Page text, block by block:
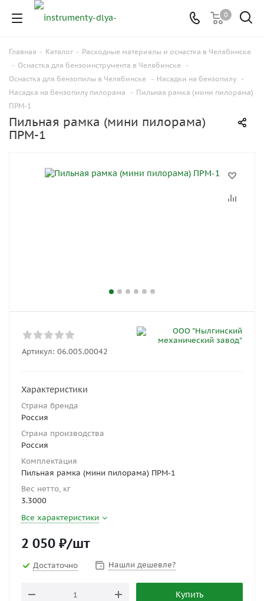
0
Главная - Каталог - Расходные материалы и оснастка в Челябинске
- Оснастка для бензоинструмента в Челябинске -
Оснастка для бензопилы в Челябинске - Насадки на бензопилу -
Насадка на бензопилу пилорама
- Пильная рамка (мини пилорама)
ПРМ-1
Пильная рамка (мини пилорама)
ПРМ-1
Артикул: 06.005.00042
Характеристики
Страна бренда
Россия
Страна производства
Россия
Комплектация
Пильная рамка (мини пилорама) ПРМ-1
Вес нетто, кг
3.3000
Все характеристики
2 050 ₽/шт
Достаточно Нашли дешевле?
Купить